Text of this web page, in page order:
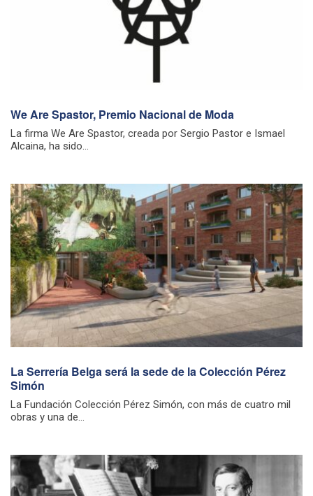
We Are Spastor, Premio Nacional de Moda
La firma We Are Spastor, creada por Sergio Pastor e Ismael
Alcaina, ha sido...
La Serrería Belga será la sede de la Colección Pérez
Simón
La Fundación Colección Pérez Simón, con más de cuatro mil
obras y una de...